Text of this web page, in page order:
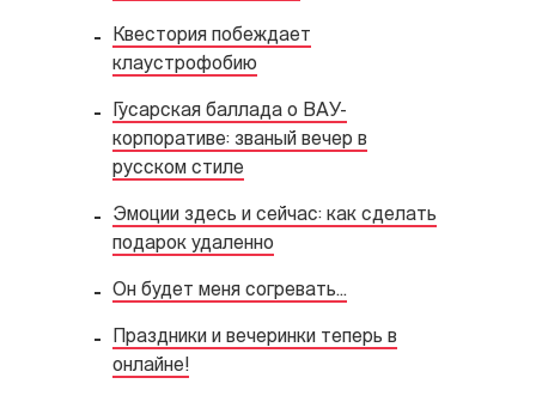
Квестория побеждает
клаустрофобию
Гусарская баллада о ВАУ-
корпоративе: званый вечер в
русском стиле
Эмоции здесь и сейчас: как сделать
подарок удаленно
Он будет меня согревать...
Праздники и вечеринки теперь в
онлайне!